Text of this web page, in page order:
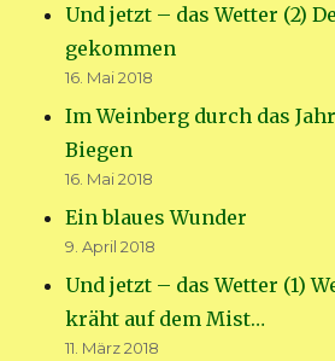
Und jetzt – das Wetter (2)
gekommen
16. Mai 2018
Im Weinberg durch das
Biegen
16. Mai 2018
Ein blaues Wunder
9. April 2018
Und jetzt – das Wetter (1)
kräht auf dem Mist…
11. März 2018